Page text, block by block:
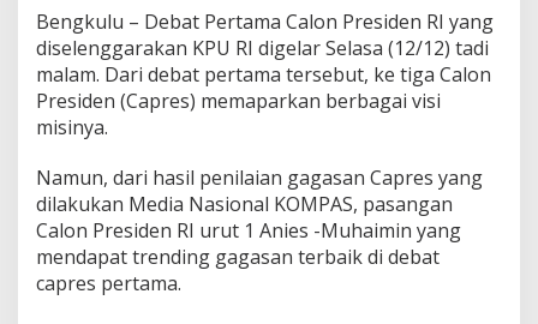
Bengkulu – Debat Pertama Calon Presiden RI yang
diselenggarakan KPU RI digelar Selasa (12/12) tadi
malam. Dari debat pertama tersebut, ke tiga Calon
Presiden (Capres) memaparkan berbagai visi
misinya.
Namun, dari hasil penilaian gagasan Capres yang
dilakukan Media Nasional KOMPAS, pasangan
Calon Presiden RI urut 1 Anies -Muhaimin yang
mendapat trending gagasan terbaik di debat
capres pertama.